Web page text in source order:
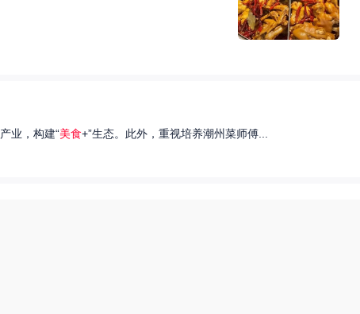
产业，构建“美食+”生态。此外，重视培养潮州菜师傅...